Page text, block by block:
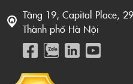
Tầng 19, Capital Place,
Thành phố Hà Nội